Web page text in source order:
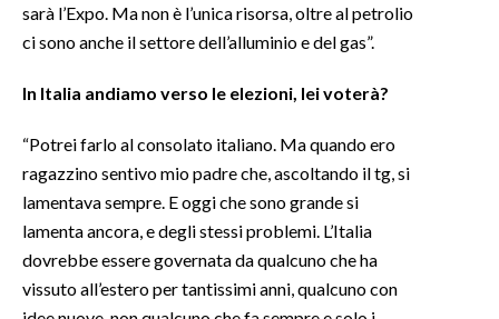
sarà l’Expo. Ma non è l’unica risorsa, oltre al petrolio
ci sono anche il settore dell’alluminio e del gas”.
In Italia andiamo verso le elezioni, lei voterà?
“Potrei farlo al consolato italiano. Ma quando ero
ragazzino sentivo mio padre che, ascoltando il tg, si
lamentava sempre. E oggi che sono grande si
lamenta ancora, e degli stessi problemi. L’Italia
dovrebbe essere governata da qualcuno che ha
vissuto all’estero per tantissimi anni, qualcuno con